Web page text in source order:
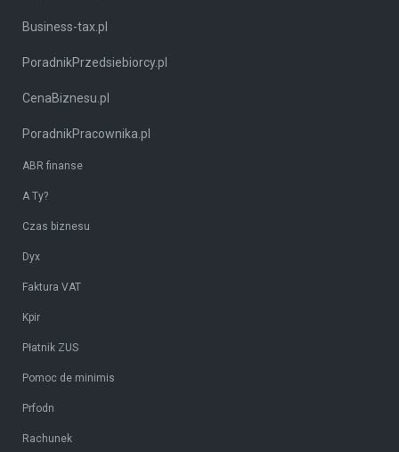
Business-tax.pl
PoradnikPrzedsiebiorcy.pl
CenaBiznesu.pl
PoradnikPracownika.pl
ABR finanse
A Ty?
Czas biznesu
Dyx
Faktura VAT
Kpir
Płatnik ZUS
Pomoc de minimis
Prfodn
Rachunek